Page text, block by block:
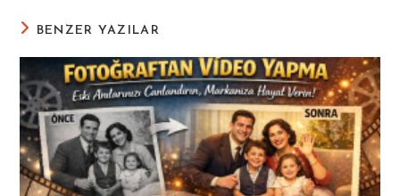
BENZER YAZILAR